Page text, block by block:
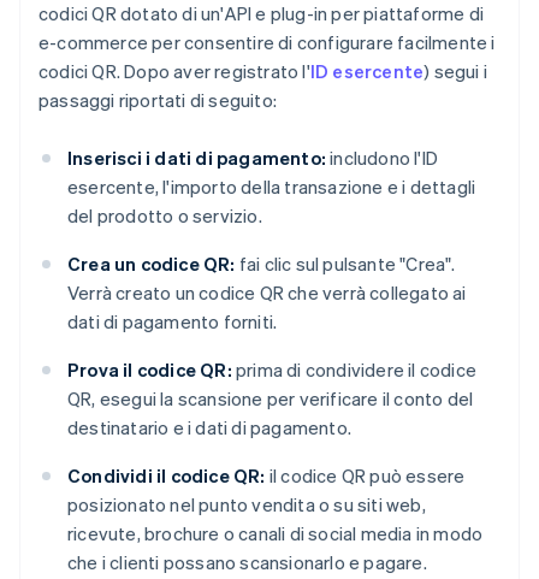
codici QR dotato di un'API e plug-in per piattaforme di
e-commerce per consentire di configurare facilmente i
codici QR. Dopo aver registrato l'ID esercente) segui i
passaggi riportati di seguito:
Inserisci i dati di pagamento: includono l'ID
esercente, l'importo della transazione e i dettagli
del prodotto o servizio.
Crea un codice QR: fai clic sul pulsante "Crea".
Verrà creato un codice QR che verrà collegato ai
dati di pagamento forniti.
Prova il codice QR: prima di condividere il codice
QR, esegui la scansione per verificare il conto del
destinatario e i dati di pagamento.
Condividi il codice QR: il codice QR può essere
posizionato nel punto vendita o su siti web,
ricevute, brochure o canali di social media in modo
che i clienti possano scansionarlo e pagare.